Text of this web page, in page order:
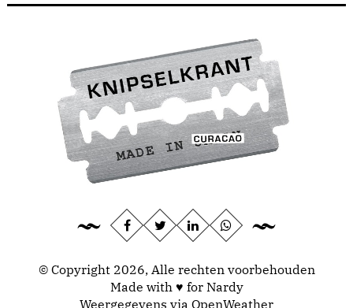
© Copyright 2026, Alle rechten voorbehouden
Made with ♥ for Nardy
Weergegevens via OpenWeather